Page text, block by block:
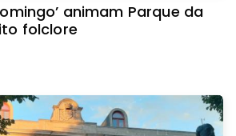
animam Parque da
folclore